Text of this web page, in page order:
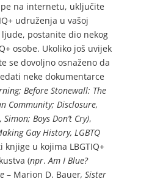
na internetu, uključite
udruženja u vašoj
postanite dio nekog
osobe. Ukoliko još uvijek
se dovoljno osnaženo da
neke dokumentarce
Before Stonewall: The
Community; Disclosure,
Boys Don’t Cry),
Gay History, LGBTQ
knjige u kojima LBGTIQ+
(npr.Am I Blue?
– Marion D. Bauer, Sister